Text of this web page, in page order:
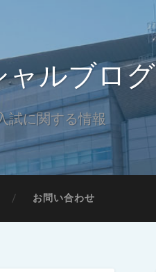
ルブログ
試に関する情報
お問い合わせ